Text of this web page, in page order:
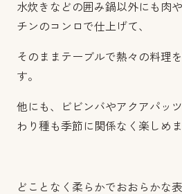
水炊きなどの囲み鍋以外にも肉
チンのコンロで仕上げて、
そのままテーブルで熱々の料理
す。
他にも、ビビンバやアクアパッ
わり種も季節に関係なく楽しめま
どことなく柔らかでおおらかな